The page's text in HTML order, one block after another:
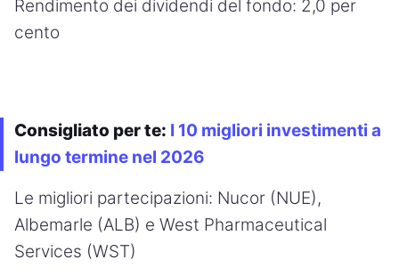
Rendimento dei dividendi del fondo: 2,0 per
cento
Consigliato per te: I 10 migliori investimenti a
lungo termine nel 2026
Le migliori partecipazioni: Nucor (NUE),
Albemarle (ALB) e West Pharmaceutical
Services (WST)